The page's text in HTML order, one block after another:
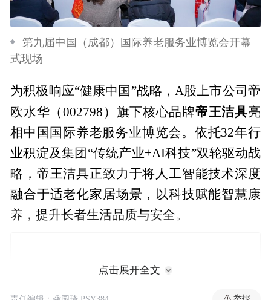
第九届中国（成都）国际养老服务业博览会开幕
式现场
为积极响应“健康中国”战略，A股上市公司帝
欧水华（002798）旗下核心品牌帝王洁具亮
相中国国际养老服务业博览会。依托32年行
业积淀及集团“传统产业+AI科技”双轮驱动战
略，帝王洁具正致力于将人工智能技术深度
融合于适老化家居场景，以科技赋能智慧康
养，提升长者生活品质与安全。
点击展开全文